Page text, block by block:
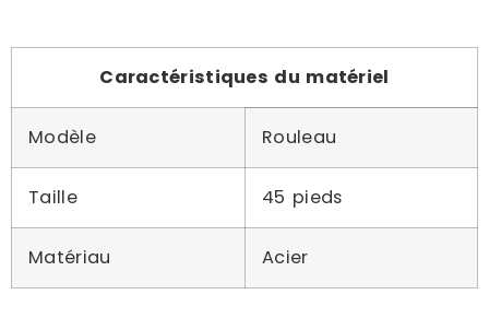
Caractéristiques du matériel
Modèle Rouleau
Taille 45 pieds
Matériau Acier